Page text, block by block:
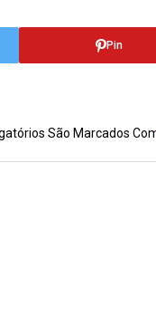
Pin
São Marcados